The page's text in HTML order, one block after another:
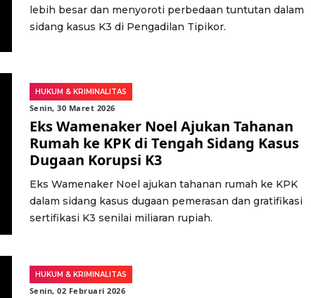
lebih besar dan menyoroti perbedaan tuntutan dalam
sidang kasus K3 di Pengadilan Tipikor.
HUKUM & KRIMINALITAS
Senin, 30 Maret 2026
Eks Wamenaker Noel Ajukan Tahanan
Rumah ke KPK di Tengah Sidang Kasus
Dugaan Korupsi K3
Eks Wamenaker Noel ajukan tahanan rumah ke KPK
dalam sidang kasus dugaan pemerasan dan gratifikasi
sertifikasi K3 senilai miliaran rupiah.
HUKUM & KRIMINALITAS
Senin, 02 Februari 2026